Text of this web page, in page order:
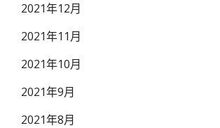
2021年12月
2021年11月
2021年10月
2021年9月
2021年8月